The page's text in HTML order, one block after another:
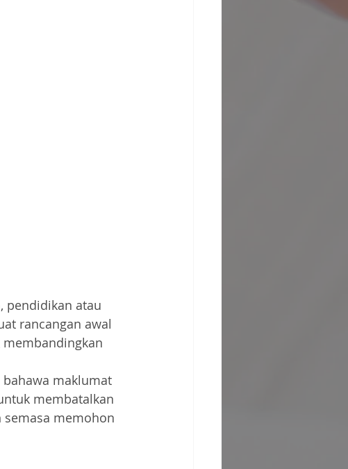
pendidikan atau
rancangan awal
maklumat
membatalkan
memohon